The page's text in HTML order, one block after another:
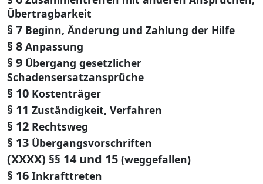
Übertragbarkeit
§ 7 Beginn, Änderung und Zahlung der Hilfe
§ 8 Anpassung
§ 9 Übergang gesetzlicher
Schadensersatzansprüche
§ 10 Kostenträger
§ 11 Zuständigkeit, Verfahren
§ 12 Rechtsweg
§ 13 Übergangsvorschriften
(XXXX) §§ 14 und 15 (weggefallen)
§ 16 Inkrafttreten